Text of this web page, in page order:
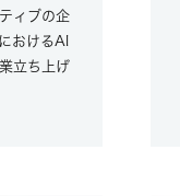
ィブの企
おけるAI
立ち上げ